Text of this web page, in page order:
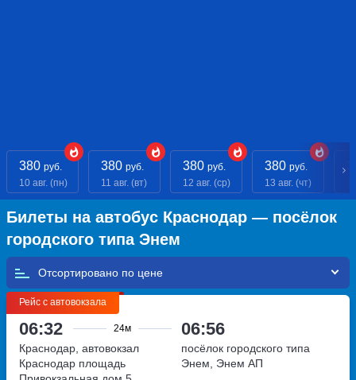
380 руб.
10 авг. (пн)
380 руб.
11 авг. (вт)
380 руб.
12 авг. (ср)
380 руб.
13 авг. (чт)
Билеты на автобус Краснодар — посёлок
городского типа Энем
Отсортировано по
Рейс с автовокзала
06:32 24м 06:56
Краснодар, автовокзал
Краснодар площадь
посёлок городского типа
Энем, Энем АП